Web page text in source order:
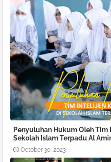
Penyuluhan Hukum Oleh
Sekolah Islam Terpadu Al
October 30, 2023